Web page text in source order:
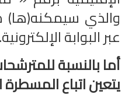
والذي
عبر البوابة الإلكترونية.
أما بالنسبة
يتعين اتباع المسطرة